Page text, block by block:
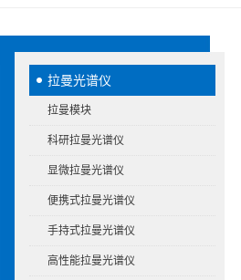
拉曼光谱仪
拉曼模块
科研拉曼光谱仪
显微拉曼光谱仪
便携式拉曼光谱仪
手持式拉曼光谱仪
高性能拉曼光谱仪